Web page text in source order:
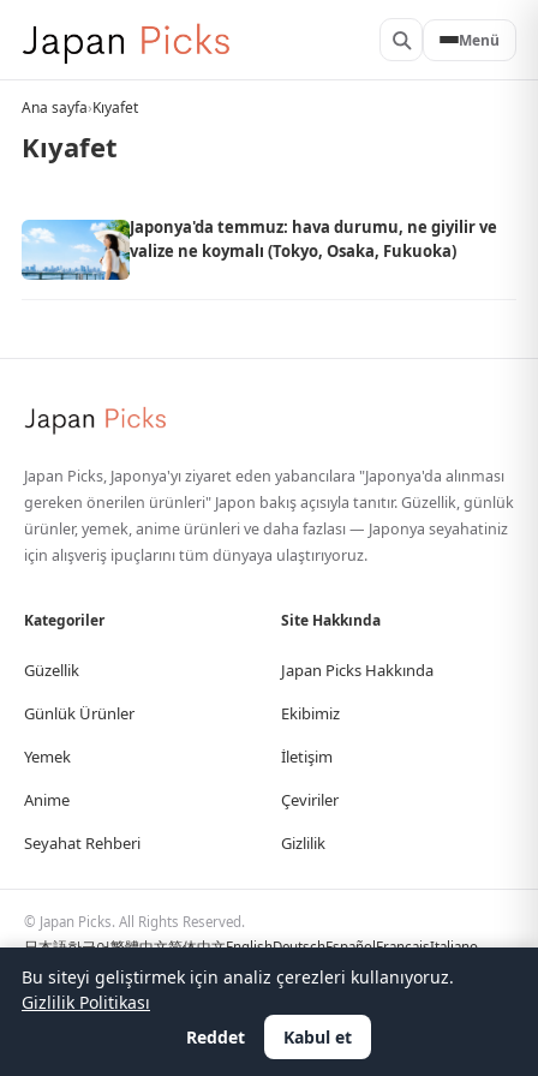
Menü
Ana sayfa›Kıyafet
Kıyafet
Japonya'da temmuz: hava durumu, ne giyilir ve
valize ne koymalı (Tokyo, Osaka, Fukuoka)
Japan Picks, Japonya'yı ziyaret eden yabancılara "Japonya'da alınması
gereken önerilen ürünleri" Japon bakış açısıyla tanıtır. Güzellik, günlük
ürünler, yemek, anime ürünleri ve daha fazlası — Japonya seyahatiniz
için alışveriş ipuçlarını tüm dünyaya ulaştırıyoruz.
Kategoriler
Güzellik
Günlük Ürünler
Yemek
Anime
Seyahat Rehberi
Site Hakkında
Japan Picks Hakkında
Ekibimiz
İletişim
Çeviriler
Gizlilik
© Japan Picks. All Rights Reserved.
日本語한국어繁體中文简体中文EnglishDeutschEspañolFrançaisItaliano
Português PolskiTürkçe
Bu siteyi geliştirmek için analiz çerezleri kullanıyoruz.
Gizlilik Politikası
Reddet
Kabul et